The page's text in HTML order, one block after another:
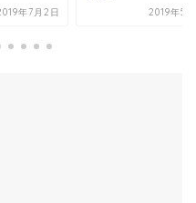
年7月2日 2019年5